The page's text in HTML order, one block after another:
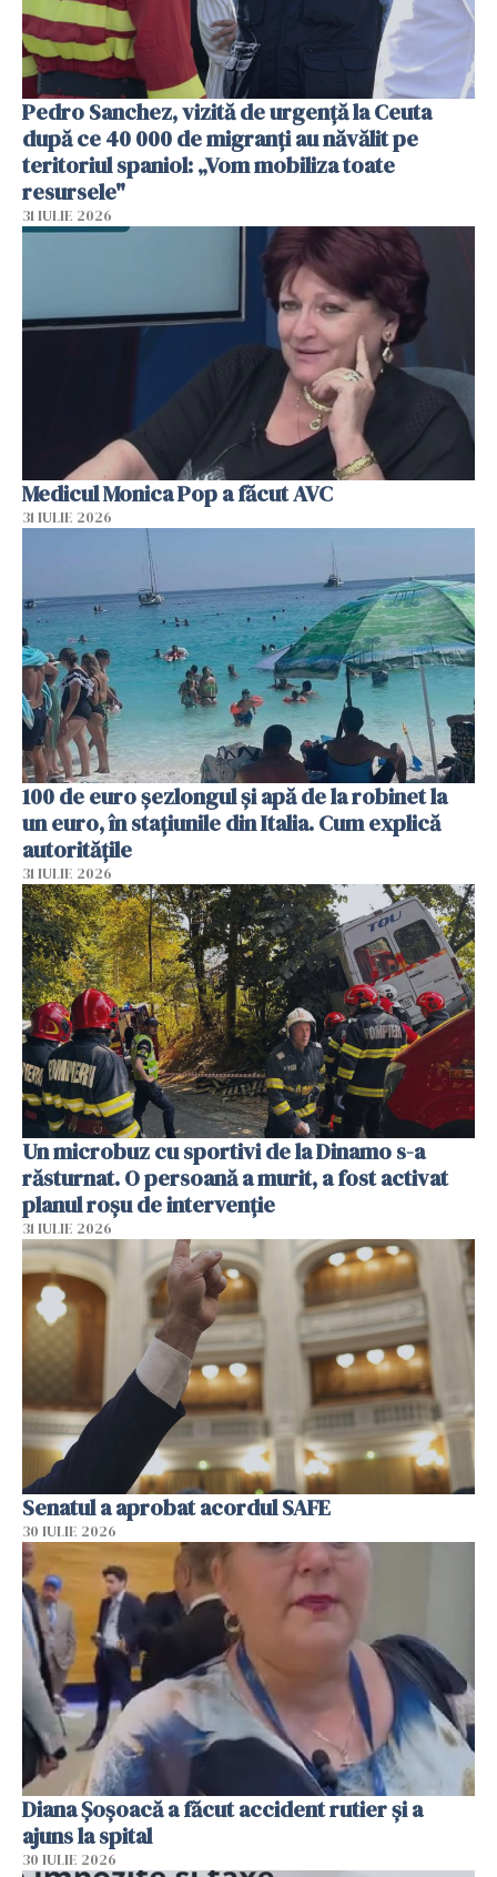
Pedro Sanchez, vizită de urgență la Ceuta
după ce 40 000 de migranți au năvălit pe
teritoriul spaniol: „Vom mobiliza toate
resursele"
31 IULIE 2026
Medicul Monica Pop a făcut AVC
31 IULIE 2026
100 de euro șezlongul și apă de la robinet la
un euro, în stațiunile din Italia. Cum explică
autoritățile
31 IULIE 2026
Un microbuz cu sportivi de la Dinamo s-a
răsturnat. O persoană a murit, a fost activat
planul roșu de intervenție
31 IULIE 2026
Senatul a aprobat acordul SAFE
30 IULIE 2026
Diana Șoșoacă a făcut accident rutier și a
ajuns la spital
30 IULIE 2026